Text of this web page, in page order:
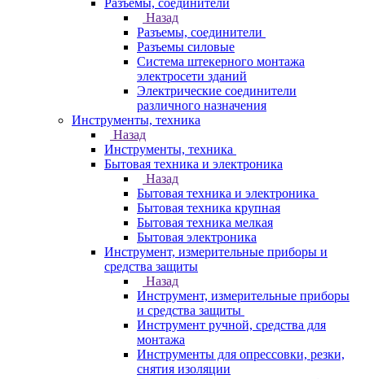
Разъемы, соединители
Назад
Разъемы, соединители
Разъемы силовые
Система штекерного монтажа
электросети зданий
Электрические соединители
различного назначения
Инструменты, техника
Назад
Инструменты, техника
Бытовая техника и электроника
Назад
Бытовая техника и электроника
Бытовая техника крупная
Бытовая техника мелкая
Бытовая электроника
Инструмент, измерительные приборы и
средства защиты
Назад
Инструмент, измерительные приборы
и средства защиты
Инструмент ручной, средства для
монтажа
Инструменты для опрессовки, резки,
снятия изоляции